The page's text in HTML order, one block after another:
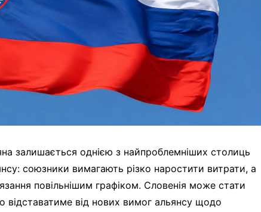
залишається однією з найпроблемніших столиць
союзники вимагають різко наростити витрати, а
повільнішим графіком. Словенія може стати
від нових вимог альянсу щодо